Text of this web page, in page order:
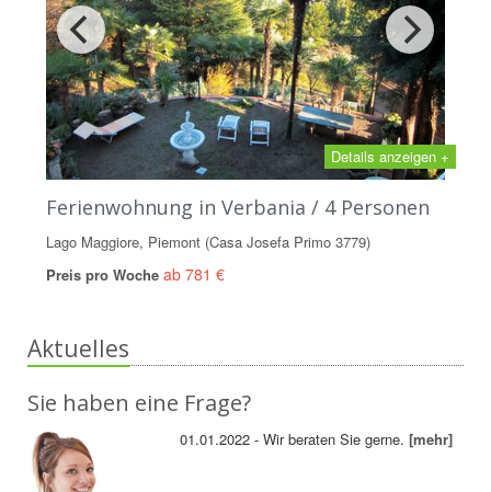
Details anzeigen +
Ferienwohnung in Verbania / 4 Personen
Lago Maggiore, Piemont (Casa Josefa Primo 3779)
Preis pro Woche ab 781 €
Aktuelles
Sie haben eine Frage?
01.01.2022 - Wir beraten Sie gerne.[mehr]